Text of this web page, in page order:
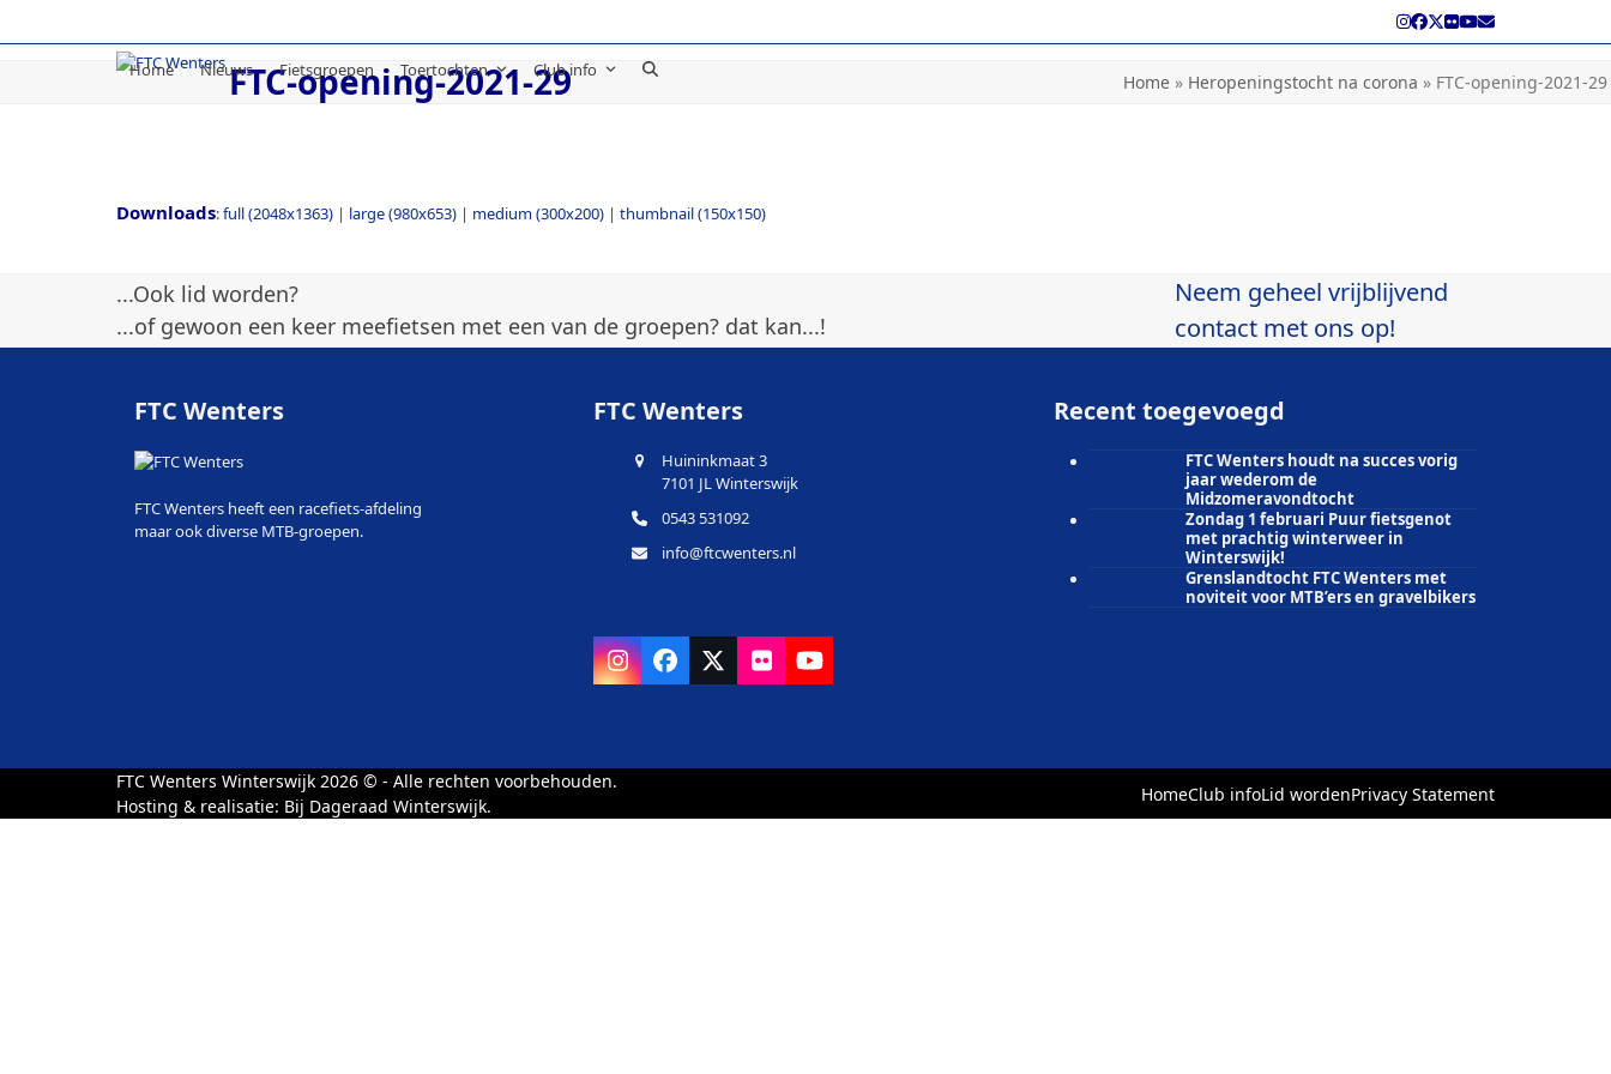
Instagram
Facebook
Twitter
Flickr
YouTube
E-
mail
Home Nieuws Fietsgroepen Toertochten Club info
FTC-opening-2021-29 Home » Heropeningstocht na corona » FTC-opening-2021-29
Downloads:full (2048x1363) | large (980x653) | medium (300x200) | thumbnail (150x150)
...Ook lid worden?
...of gewoon een keer meefietsen met een van de groepen? dat kan...!
Neem geheel vrijblijvend
contact met ons op!
FTC Wenters
FTC Wenters heeft een racefiets-afdeling
maar ook diverse MTB-groepen.
FTC Wenters
Huininkmaat 3
7101 JL Winterswijk
0543 531092
info@ftcwenters.nl
Instagram
Facebook
X FlickrYouTube
Recent toegevoegd
FTC Wenters houdt na succes vorig
jaar wederom de
Midzomeravondtocht
Zondag 1 februari Puur fietsgenot
met prachtig winterweer in
Winterswijk!
Grenslandtocht FTC Wenters met
noviteit voor MTB’ers en gravelbikers
FTC Wenters Winterswijk 2026 © - Alle rechten voorbehouden.
Hosting & realisatie: Bij Dageraad Winterswijk.
HomeClub infoLid wordenPrivacy Statement